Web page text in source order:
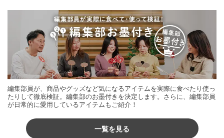
編集部員が、商品やグッズなど気になるアイテムを実際に食べたり使っ
たりして徹底検証。編集部のお墨付きを決定します。さらに、編集部員
が日常的に愛用しているアイテムもご紹介！
一覧を見る